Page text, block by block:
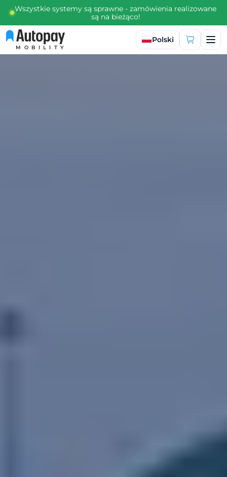
Wszystkie systemy są sprawne - zamówienia realizowane
są na bieżąco!
MOBILITY
Wybierz język
Polski